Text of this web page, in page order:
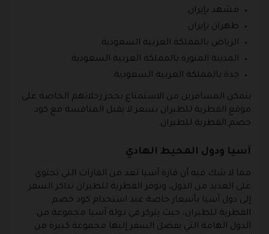
مشهد بإيران.
طهران بإيران.
الرياض بالمملكة العربية السعودية.
المدينة المنورة بالمملكة العربية السعودية.
جدة بالمملكة العربية السعودية.
يتمكن المسافرين من الاستمتاع بحجز رحلاتهم الخاصة على
موقع القطرية للطيران بسعر لا يقبل المنافسة مع كود
خصم القطرية للطيران.
آسيا ودول المحيط الهادي
مما لا شك فيه أن قارة آسيا تعد من القارات التي تحتوي
على العديد من الدول، وتوفر القطرية للطيران تذاكر السفر
إلى دول آسيا بأسعار خاصة عند استخدام كود خصم
القطرية للطيران، حيث يتركز في دولة آسيا مجموعة من
الدول الهامة التي يفضل السفر إليها مجموعة كبيرة من